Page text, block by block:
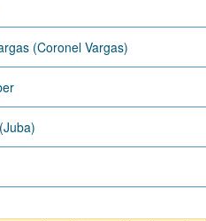
(Coronel Vargas)